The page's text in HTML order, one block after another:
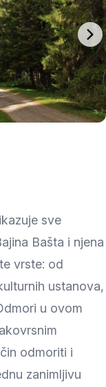
sve
Bašta i njena
vrste: od
ustanova,
u ovom
odmoriti i
zanimljivu